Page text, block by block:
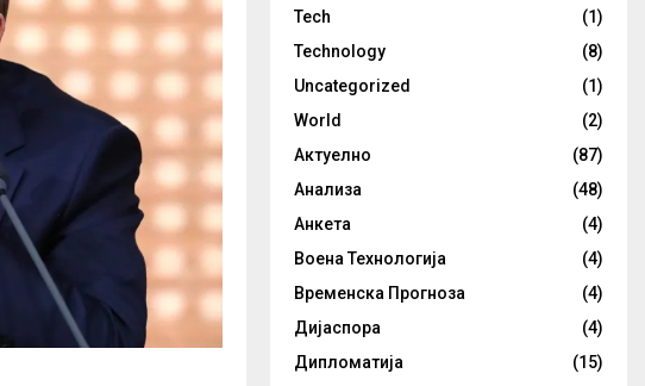
Tech
(1)
Technology
(8)
Uncategorized
(1)
World
(2)
Актуелно
(87)
Анализа
(48)
Анкета
(4)
Воена Технологија
(4)
Временска Прогноза
(4)
Дијаспора
(4)
Дипломатија
(15)